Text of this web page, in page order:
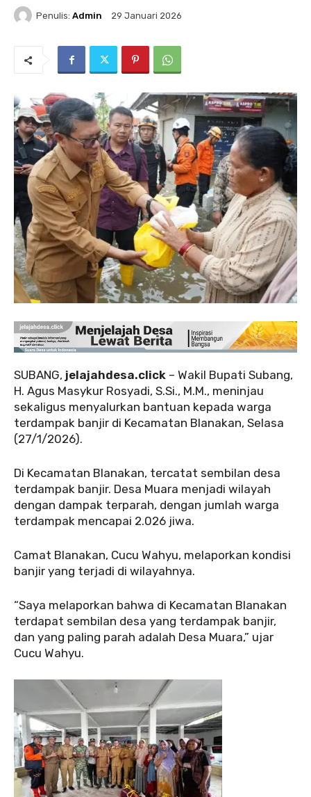
Penulis: Admin 29 Januari 2026
SUBANG, jelajahdesa.click – Wakil Bupati Subang,
H. Agus Masykur Rosyadi, S.Si., M.M., meninjau
sekaligus menyalurkan bantuan kepada warga
terdampak banjir di Kecamatan Blanakan, Selasa
(27/1/2026).
Di Kecamatan Blanakan, tercatat sembilan desa
terdampak banjir. Desa Muara menjadi wilayah
dengan dampak terparah, dengan jumlah warga
terdampak mencapai 2.026 jiwa.
Camat Blanakan, Cucu Wahyu, melaporkan kondisi
banjir yang terjadi di wilayahnya.
“Saya melaporkan bahwa di Kecamatan Blanakan
terdapat sembilan desa yang terdampak banjir,
dan yang paling parah adalah Desa Muara,” ujar
Cucu Wahyu.